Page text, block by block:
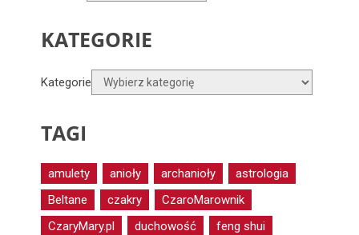
KATEGORIE
Kategorie
TAGI
amulety anioły archanioły
astrologia
Beltane
czakry
CzaroMarownik
CzaryMary.pl
duchowość
feng shui